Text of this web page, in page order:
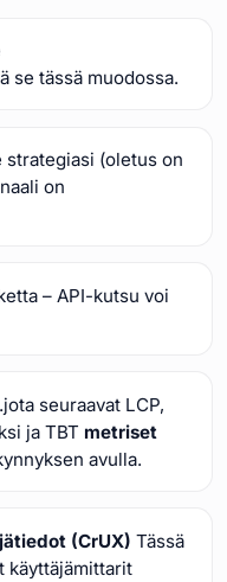
se tässä muodossa.
strategiasi (oletus on
on
– API-kutsu voi
seuraavat LCP,
ja TBT metriset
avulla.
(CrUX) Tässä
käyttäjämittarit